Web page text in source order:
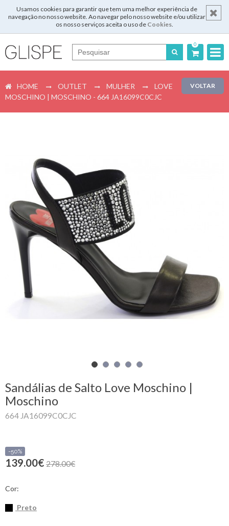
Usamos cookies para garantir que tem uma melhor experiência de
navegação no nosso website. Ao navegar pelo nosso website e/ou utilizar
os nosso serviços aceita o uso de Cookies.
0
English
Español
Login
Registar
Carrinho
de
compras
Glispe
Mulher
Marcas
Outlet
VOLTAR
HOME OUTLET MULHER
LOVE
MOSCHINO | MOSCHINO - 664 JA16099C0CJC
Sandálias de Salto Love Moschino |
Moschino
664 JA16099C0CJC
-50%
139.00€ 278.00€
Cor:
Preto